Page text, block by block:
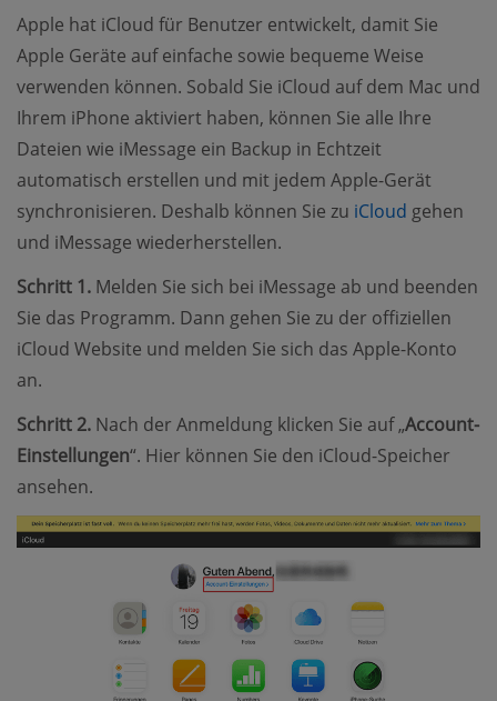
Apple hat iCloud für Benutzer entwickelt, damit Sie
Apple Geräte auf einfache sowie bequeme Weise
verwenden können. Sobald Sie iCloud auf dem Mac und
Ihrem iPhone aktiviert haben, können Sie alle Ihre
Dateien wie iMessage ein Backup in Echtzeit
automatisch erstellen und mit jedem Apple-Gerät
synchronisieren. Deshalb können Sie zu iCloud gehen
und iMessage wiederherstellen.
Schritt 1. Melden Sie sich bei iMessage ab und beenden
Sie das Programm. Dann gehen Sie zu der offiziellen
iCloud Website und melden Sie sich das Apple-Konto
an.
Schritt 2. Nach der Anmeldung klicken Sie auf „Account-
Einstellungen“. Hier können Sie den iCloud-Speicher
ansehen.